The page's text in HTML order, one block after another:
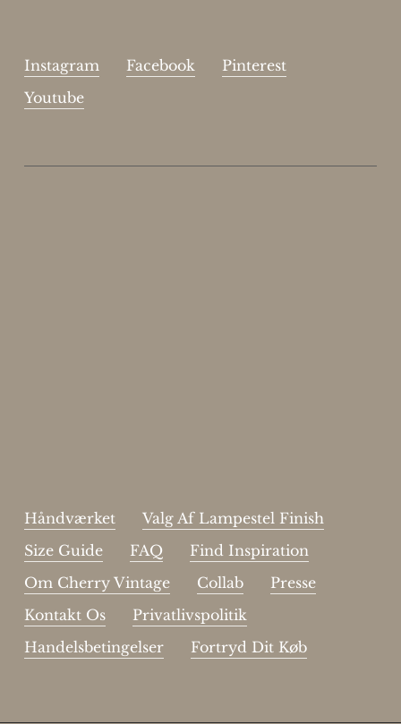
Instagram Facebook
Pinterest
Youtube
Håndværket
Valg Af Lampestel Finish
Size Guide
FAQ
Find Inspiration
Om Cherry Vintage
Collab
Presse
Kontakt Os
Privatlivspolitik
Handelsbetingelser
Fortryd Dit Køb